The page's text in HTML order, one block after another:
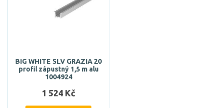
BIG WHITE SLV GRAZIA 20
profil zápustný 1,5 m alu
1004924
1 524 Kč